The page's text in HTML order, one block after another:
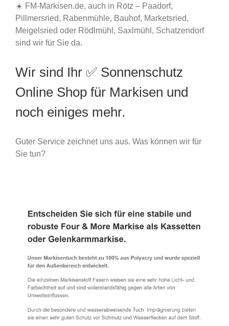
☀️ FM-Markisen.de, auch in Rötz – Paadorf,
Pillmersried, Rabenmühle, Bauhof, Marketsried,
Meigelsried oder Rödlmühl, Saxlmühl, Schatzendorf
sind wir für Sie da.
Wir sind Ihr ✅ Sonnenschutz
Online Shop für Markisen und
noch einiges mehr.
Guter Service zeichnet uns aus. Was können wir für
Sie tun?